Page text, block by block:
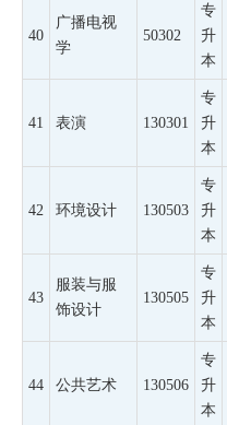
40
广播电视
学
50302
专
升
本
41 表演 130301
专
升
本
42 环境设计 130503
专
升
本
43
服装与服
饰设计
130505
专
升
本
44 公共艺术 130506
专
升
本